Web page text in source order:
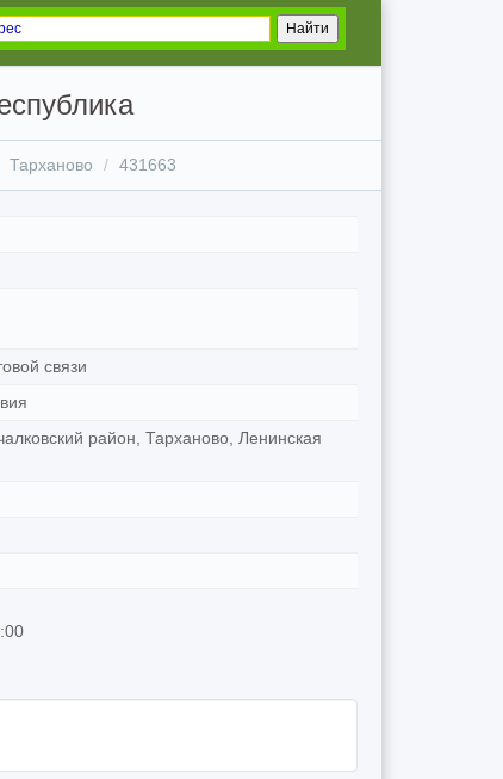
Тарханово 431663
связи
район, Тарханово, Ленинская